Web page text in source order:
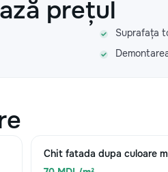
prețul
Suprafața
Chit fatada dupa culoare